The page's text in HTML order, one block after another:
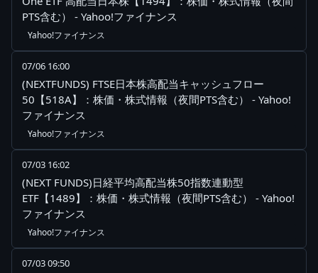
PTS含む） - Yahoo!ファイナンス
Yahoo!ファイナンス
07/06 16:00
(NEXTFUNDS) FTSE日本株高配当キャッシュフロー
50【518A】：株価・株式情報（夜間PTS含む） - Yahoo!
ファイナンス
Yahoo!ファイナンス
07/03 16:02
(NEXT FUNDS)日経平均高配当株50指数連動型
ETF【1489】：株価・株式情報（夜間PTS含む） - Yahoo!
ファイナンス
Yahoo!ファイナンス
07/03 09:50